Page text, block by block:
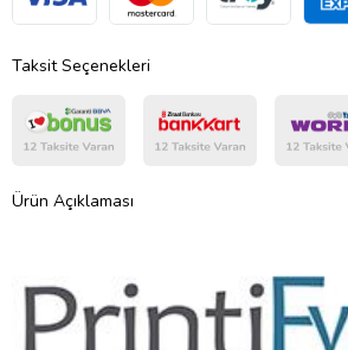
Taksit Seçenekleri
Ürün Açıklaması